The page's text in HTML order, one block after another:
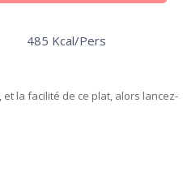
485 Kcal/Pers
, et la facilité de ce plat, alors lancez-